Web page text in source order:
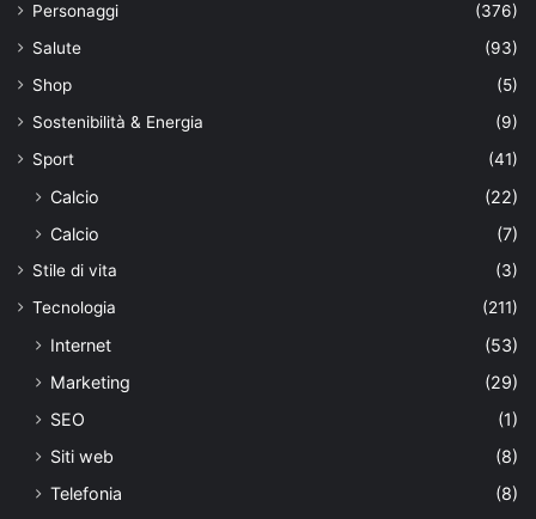
Personaggi
(376)
Salute
(93)
Shop
(5)
Sostenibilità & Energia
(9)
Sport
(41)
Calcio
(22)
Calcio
(7)
Stile di vita
(3)
Tecnologia
(211)
Internet
(53)
Marketing
(29)
SEO
(1)
Siti web
(8)
Telefonia
(8)